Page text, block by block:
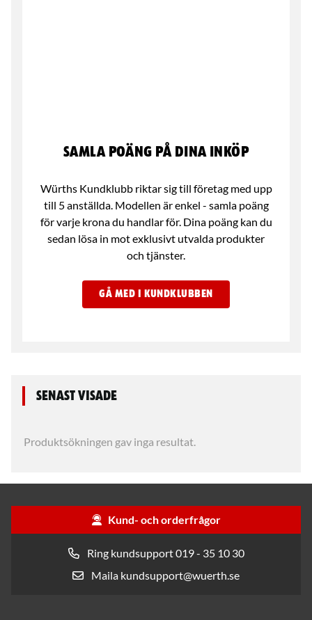
Samla poäng på dina inköp
Würths Kundklubb riktar sig till företag med upp
till 5 anställda. Modellen är enkel - samla poäng
för varje krona du handlar för. Dina poäng kan du
sedan lösa in mot exklusivt utvalda produkter
och tjänster.
GÅ MED I KUNDKLUBBEN
Senast visade
Produktsökningen gav inga resultat.
Kund- och orderfrågor
Ring kundsupport 019 - 35 10 30
Maila kundsupport@wuerth.se